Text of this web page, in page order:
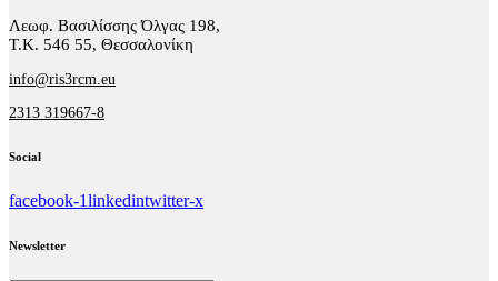
Λεωφ. Βασιλίσσης Όλγας 198,
Τ.Κ. 546 55, Θεσσαλονίκη
info@ris3rcm.eu
2313 319667-8
Social
facebook-1linkedintwitter-x
Newsletter